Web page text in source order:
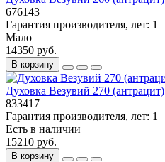
676143
Гарантия производителя, лет: 1
Мало
14350 руб.
В корзину
Духовка Везувий 270 (антрацит)
833417
Гарантия производителя, лет: 1
Есть в наличии
15210 руб.
В корзину